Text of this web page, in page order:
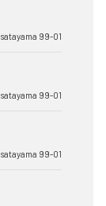
satayama 99-01
satayama 99-01
satayama 99-01